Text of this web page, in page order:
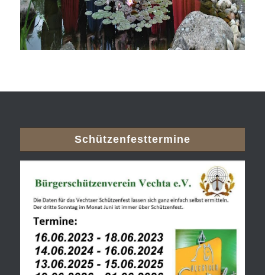
Schützenfesttermine